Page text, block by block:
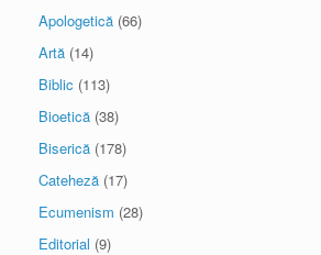
Apologetică (66)
Artă (14)
Biblic (113)
Bioetică (38)
Biserică (178)
Cateheză (17)
Ecumenism (28)
Editorial (9)